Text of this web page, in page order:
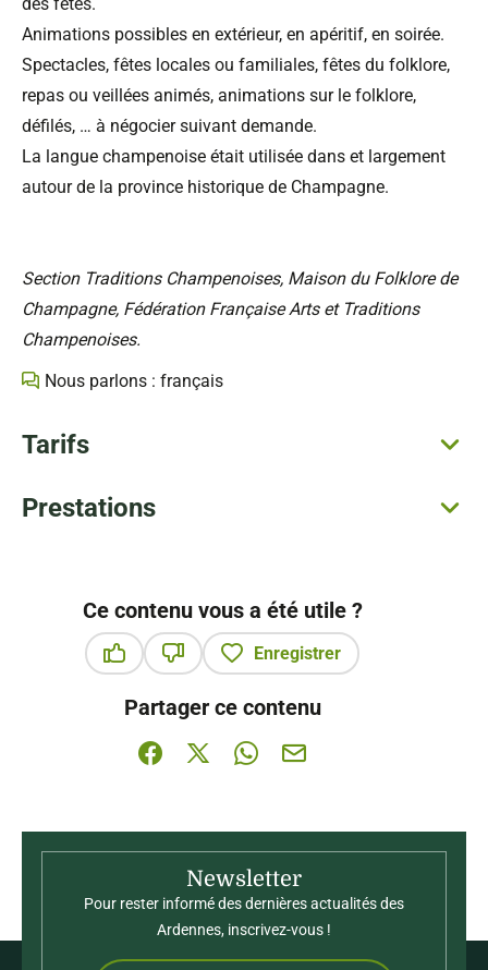
Animations possibles en extérieur, en apéritif, en soirée.
Spectacles, fêtes locales ou familiales, fêtes du folklore,
repas ou veillées animés, animations sur le folklore,
défilés, … à négocier suivant demande.
La langue champenoise était utilisée dans et largement
autour de la province historique de Champagne.
Section Traditions Champenoises, Maison du Folklore de
Champagne, Fédération Française Arts et Traditions
Champenoises.
Nous parlons : français
Tarifs
Prestations
Ce contenu vous a été utile ?
Enregistrer
Partager ce contenu
Partager sur Facebook (nouvelle fenêtre)
Partager sur X / Twitter (nouvelle
Partager sur WhatsApp
Partager par mail
Newsletter
Pour rester informé des dernières actualités des
Ardennes, inscrivez-vous !